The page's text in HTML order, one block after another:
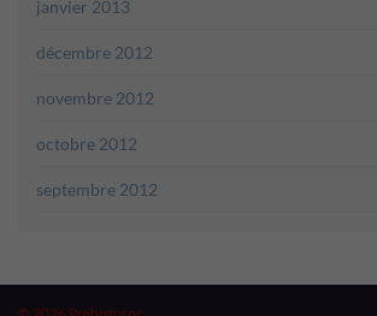
janvier 2013
décembre 2012
novembre 2012
octobre 2012
septembre 2012